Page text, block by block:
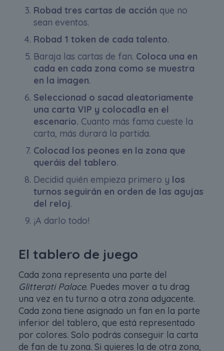
Robad tres cartas de acción que no
sean eventos.
Robad 1 token de cada talento.
Baraja las cartas de fan. Coloca una en
cada en cada zona como se muestra
en la imagen.
Seleccionad o sacad aleatoriamente
una carta VIP y colocadla en el
escenario. Cuanto más fama cueste la
carta, más durará la partida.
Colocad los peones en la zona que
queráis del tablero.
Decidid quién empieza primero y los
turnos seguirán en orden de las agujas
del reloj.
¡A darlo todo!
El tablero de juego
Cada zona representa una parte del
Glitterati Palace. Puedes mover a tu drag
una vez en tu turno a otra zona adyacente.
Cada zona tiene asignado un fan en la parte
inferior del tablero, que está representado
por colores. Solo podrás conseguir la carta
de fan de tu zona. Si quieres la de otra zona,